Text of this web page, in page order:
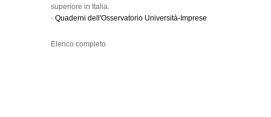
superiore in Italia.
- Quaderni dell'Osservatorio Università-Imprese
Elenco completo